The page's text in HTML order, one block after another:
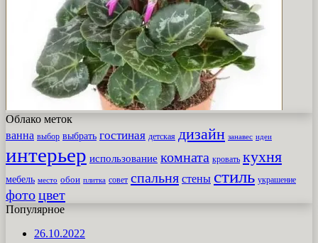
Облако меток
ванна выбор выбрать гостиная детская дизайн занавес идеи
интерьер использование комната кровать кухня
мебель место обои плитка совет спальня стены стиль украшение
фотоцвет
Популярное
26.10.2022